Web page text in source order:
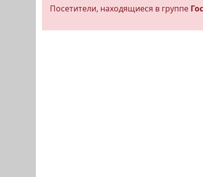
Посетители, находящиеся в группе